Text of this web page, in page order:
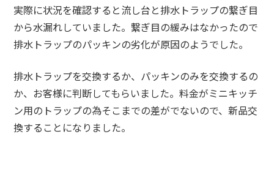
実際に状況を確認すると流し台と排水トラップの繋ぎ目
から水漏れしていました。繋ぎ目の緩みはなかったので
排水トラップのパッキンの劣化が原因のようでした。
排水トラップを交換するか、パッキンのみを交換するの
か、お客様に判断してもらいました。料金がミニキッチ
ン用のトラップの為そこまでの差がでないので、新品交
換することになりました。